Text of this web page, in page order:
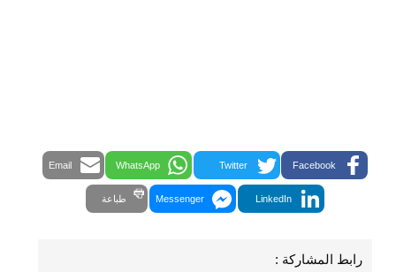
Facebook
Twitter
WhatsApp
Email
LinkedIn
Messenger طباعة
رابط المشاركة :